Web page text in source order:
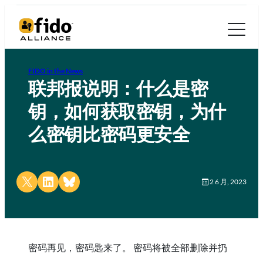
FIDO in the News
联邦报说明：什么是密
钥，如何获取密钥，为什
么密钥比密码更安全
Share on X Share on LinkedIn
Share on Bluesky 2 6 月, 2023
密码再见，密码匙来了。 密码将被全部删除并扔